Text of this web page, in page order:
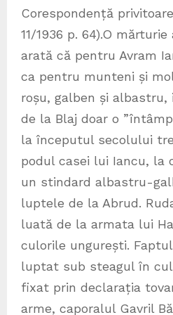
Corespondență
11/1936 p. 64).O
arată că pentru Avram
ca pentru munteni și
roșu, galben și
de la Blaj doar o
la începutul secolului
podul casei lui Iancu,
un stindard albastru-
luptele de la Abrud.
luată de la armata lui
culorile ungurești.
luptat sub steagul în
fixat prin declarația
arme, caporalul Gavril